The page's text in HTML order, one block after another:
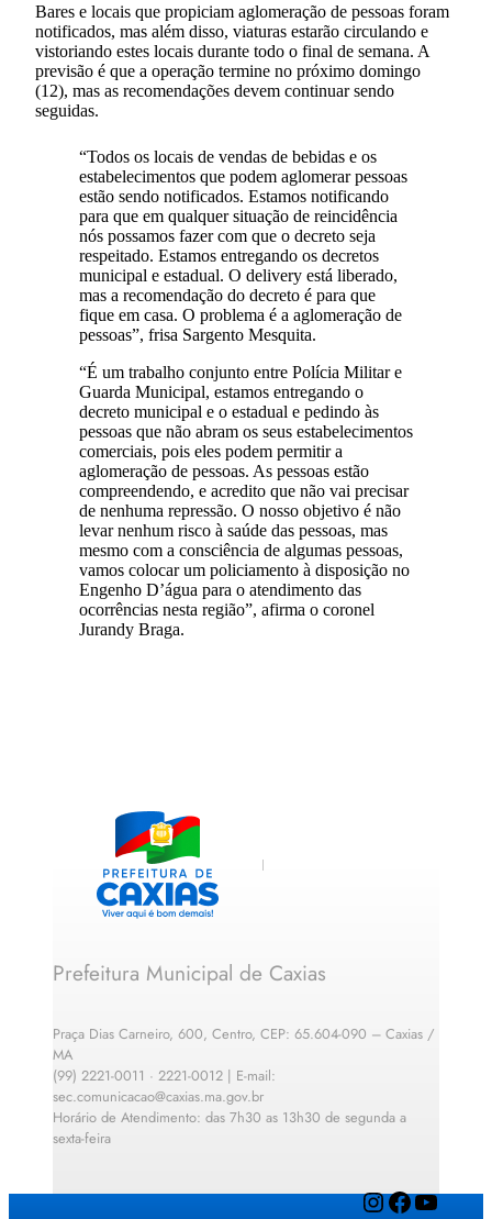
Bares e locais que propiciam aglomeração de pessoas foram
notificados, mas além disso, viaturas estarão circulando e
vistoriando estes locais durante todo o final de semana. A
previsão é que a operação termine no próximo domingo
(12), mas as recomendações devem continuar sendo
seguidas.
“Todos os locais de vendas de bebidas e os
estabelecimentos que podem aglomerar pessoas
estão sendo notificados. Estamos notificando
para que em qualquer situação de reincidência
nós possamos fazer com que o decreto seja
respeitado. Estamos entregando os decretos
municipal e estadual. O delivery está liberado,
mas a recomendação do decreto é para que
fique em casa. O problema é a aglomeração de
pessoas”, frisa Sargento Mesquita.
“É um trabalho conjunto entre Polícia Militar e
Guarda Municipal, estamos entregando o
decreto municipal e o estadual e pedindo às
pessoas que não abram os seus estabelecimentos
comerciais, pois eles podem permitir a
aglomeração de pessoas. As pessoas estão
compreendendo, e acredito que não vai precisar
de nenhuma repressão. O nosso objetivo é não
levar nenhum risco à saúde das pessoas, mas
mesmo com a consciência de algumas pessoas,
vamos colocar um policiamento à disposição no
Engenho D’água para o atendimento das
ocorrências nesta região”, afirma o coronel
Jurandy Braga.
Prefeitura Municipal de Caxias
Praça Dias Carneiro, 600, Centro, CEP: 65.604-090 – Caxias /
MA
(99) 2221-0011 · 2221-0012 | E-mail:
sec.comunicacao@caxias.ma.gov.br
Horário de Atendimento: das 7h30 as 13h30 de segunda a
sexta-feira
InstagramFacebook YouTube